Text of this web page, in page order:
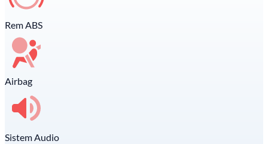
Rem ABS
Airbag
Sistem Audio